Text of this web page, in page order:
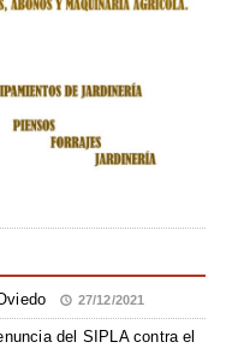
27/12/2021
del SIPLA contra el